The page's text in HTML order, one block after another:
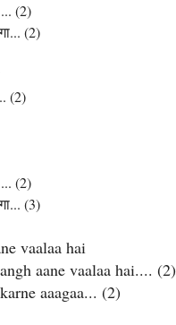
(2)
(2)
(2)
(2)
(3)
vaalaa hai
aane vaalaa hai.... (2)
aaagaa... (2)